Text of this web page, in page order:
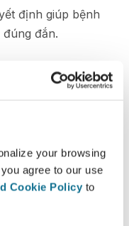
your browsing
agree to our use
Cookie Policy to
định giúp bệnh
đắn.
hòng hoặc rất
sau khi nhìn
phẫu thuật.*